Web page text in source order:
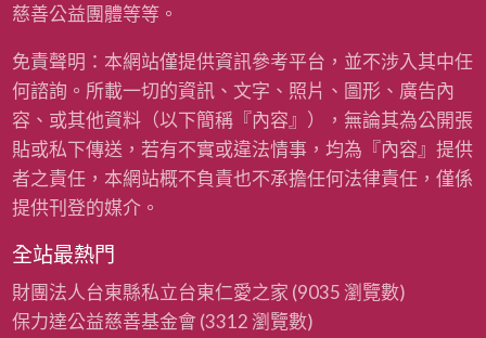
慈善公益團體等等。
免責聲明：本網站僅提供資訊參考平台，並不涉入其中任
何諮詢。所載一切的資訊、文字、照片、圖形、廣告內
容、或其他資料（以下簡稱『內容』），無論其為公開張
貼或私下傳送，若有不實或違法情事，均為『內容』提供
者之責任，本網站概不負責也不承擔任何法律責任，僅係
提供刊登的媒介。
全站最熱門
財團法人台東縣私立台東仁愛之家 (9035 瀏覽數)
保力達公益慈善基金會 (3312 瀏覽數)